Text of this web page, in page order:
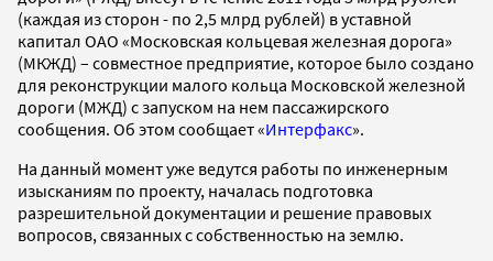
(каждая из сторон - по 2,5 млрд рублей) в уставной
капитал ОАО «Московская кольцевая железная дорога»
(МКЖД) – совместное предприятие, которое было создано
для реконструкции малого кольца Московской железной
дороги (МЖД) с запуском на нем пассажирского
сообщения. Об этом сообщает «Интерфакс».
На данный момент уже ведутся работы по инженерным
изысканиям по проекту, началась подготовка
разрешительной документации и решение правовых
вопросов, связанных с собственностью на землю.